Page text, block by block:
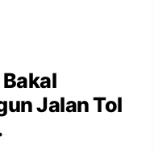
Jalan Tol